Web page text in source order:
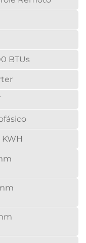
BTUs
KWH